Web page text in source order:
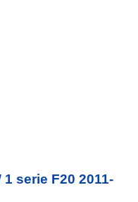
serie F20 2011-